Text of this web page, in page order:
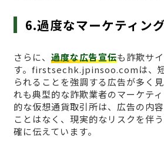
6.過度なマーケティン
さらに、 過度な広告宣伝も詐欺サ
す。firstsechk.jpinsoo.comは、
られることを強調する広告が多く
れも典型的な詐欺業者のマーケテ
的な仮想通貨取引所は、広告の内
ことはなく、現実的なリスクを伴
確に伝えています。